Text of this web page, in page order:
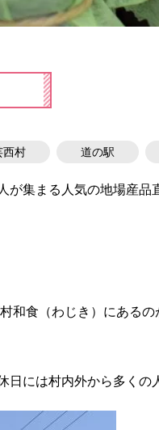
西村 道の駅
集まる人気の地場産品
和食（わじき）にある
には村内外から多くの